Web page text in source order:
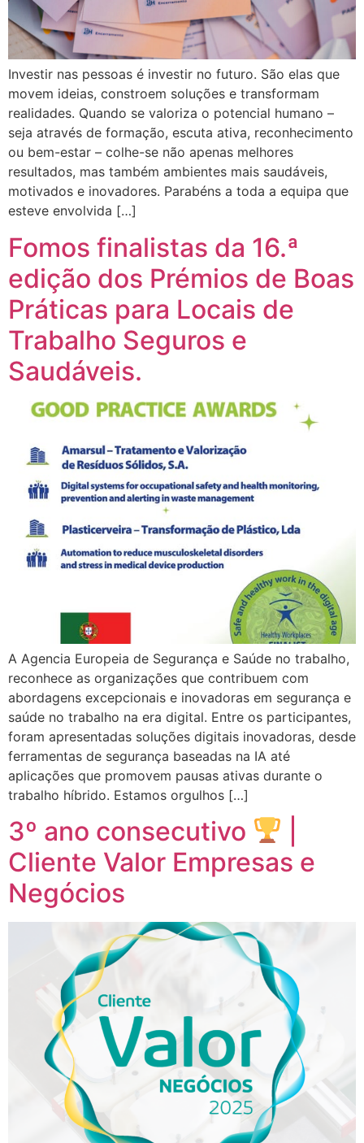
Investir nas pessoas é investir no futuro. São elas que
movem ideias, constroem soluções e transformam
realidades. Quando se valoriza o potencial humano –
seja através de formação, escuta ativa, reconhecimento
ou bem-estar – colhe-se não apenas melhores
resultados, mas também ambientes mais saudáveis,
motivados e inovadores. Parabéns a toda a equipa que
esteve envolvida […]
Fomos finalistas da 16.ª
edição dos Prémios de Boas
Práticas para Locais de
Trabalho Seguros e
Saudáveis.
A Agencia Europeia de Segurança e Saúde no trabalho,
reconhece as organizações que contribuem com
abordagens excepcionais e inovadoras em segurança e
saúde no trabalho na era digital. Entre os participantes,
foram apresentadas soluções digitais inovadoras, desde
ferramentas de segurança baseadas na IA até
aplicações que promovem pausas ativas durante o
trabalho híbrido. Estamos orgulhos […]
3º ano consecutivo
Cliente Valor Empresas e
Negócios